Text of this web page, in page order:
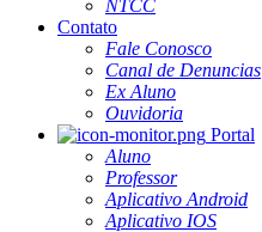
NTCC
Contato
Fale Conosco
Canal de Denuncias
Ex Aluno
Ouvidoria
Portal
Aluno
Professor
Aplicativo Android
Aplicativo IOS